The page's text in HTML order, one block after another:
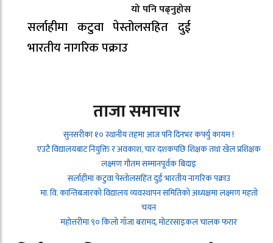
यो पनि पढ्नुहोस
सर्लाहीमा कटुवा पेस्तोलसहित दुई
भारतीय नागरिक पक्राउ
ताजा समाचार
सुनसरीका १० स्थानीय तहमा आज पनि दिनभर कर्फ्यु कायम !
एउटै विद्यालयबाट नियुक्ति र अवकाश, चार दशकपछि शिक्षक तथा खेल प्रशिक्षक
लक्ष्मण गौतम सम्मानपूर्वक बिदाइ
सर्लाहीमा कटुवा पेस्तोलसहित दुई भारतीय नागरिक पक्राउ
मा. वि. कान्तिबजारको विद्यालय व्यवस्थापन समितिको अध्यक्षमा लक्ष्मण महतो
चयन
महोत्तरीमा ९० किलो गाँजा बरामद, मोटरसाइकल चालक फरार